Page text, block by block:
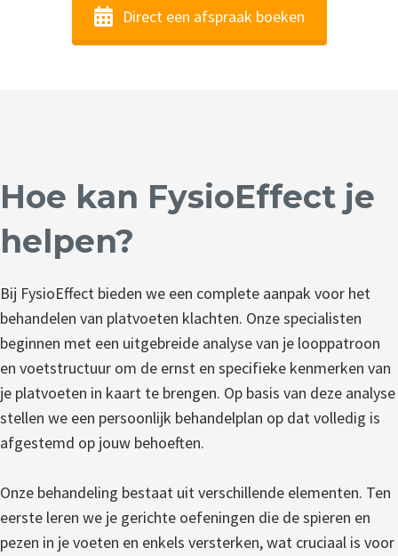
Direct een afspraak boeken
Hoe kan FysioEffect je
helpen?
Bij FysioEffect bieden we een complete aanpak voor het
behandelen van platvoeten klachten. Onze specialisten
beginnen met een uitgebreide analyse van je looppatroon
en voetstructuur om de ernst en specifieke kenmerken van
je platvoeten in kaart te brengen. Op basis van deze analyse
stellen we een persoonlijk behandelplan op dat volledig is
afgestemd op jouw behoeften.
Onze behandeling bestaat uit verschillende elementen. Ten
eerste leren we je gerichte oefeningen die de spieren en
pezen in je voeten en enkels versterken, wat cruciaal is voor